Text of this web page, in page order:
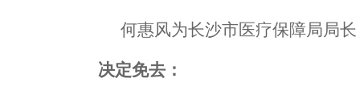
何惠风为长沙市医疗保障局局长
决定免去：